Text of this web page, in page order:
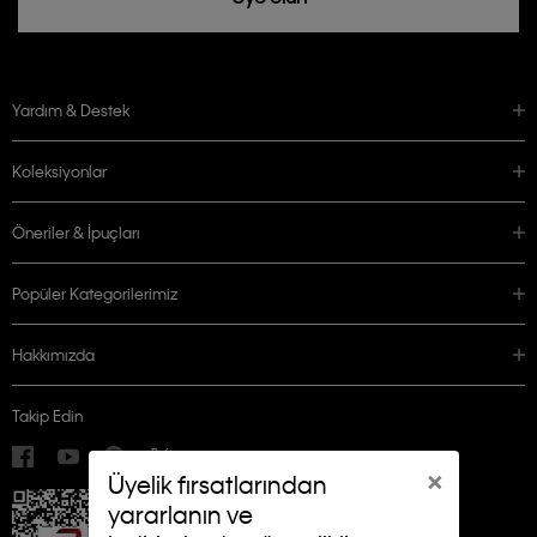
×
Üyelik fırsatlarından
yararlanın ve
Yardım & Destek
Koleksiyonlar
Öneriler & İpuçları
Popüler Kategorilerimiz
Hakkımızda
Takip Edin